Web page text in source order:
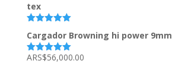
tex
con5.00de
5
Cargador Browning hi power 9mm
Valorado
ARS$56,000.00